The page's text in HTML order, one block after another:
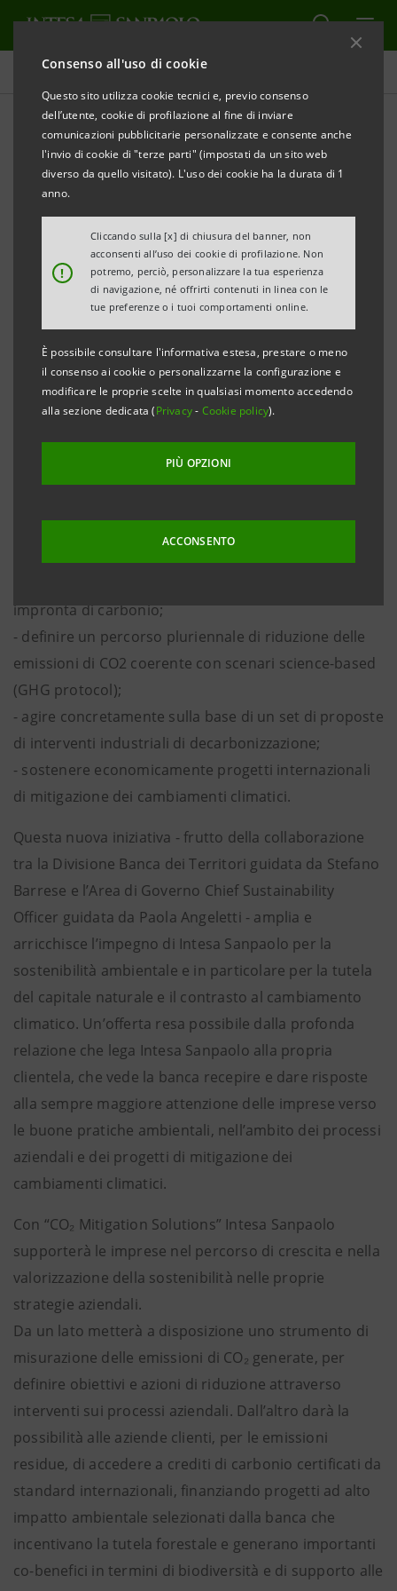
Consenso all'uso di cookie
Questo sito utilizza cookie tecnici e, previo consenso
dell’utente, cookie di profilazione al fine di inviare
comunicazioni pubblicitarie personalizzate e consente anche
l'invio di cookie di "terze parti" (impostati da un sito web
diverso da quello visitato). L'uso dei cookie ha la durata di 1
anno.
!
Cliccando sulla [x] di chiusura del banner, non
acconsenti all’uso dei cookie di profilazione. Non
potremo, perciò, personalizzare la tua esperienza
di navigazione, né offrirti contenuti in linea con le
tue preferenze o i tuoi comportamenti online.
È possibile consultare l'informativa estesa, prestare o meno
il consenso ai cookie o personalizzarne la configurazione e
modificare le proprie scelte in qualsiasi momento accedendo
alla sezione dedicata (Privacy- Cookie policy).
PIÙ OPZIONI
ACCONSENTO
Comunicati stampa
STAMPA AGGIORNA
INTESA SANPAOLO INTRODUCE UNA SOLUZIONE
INNOVATIVA PER SUPPORTARE LE PMI NEL
MISURARE E RIDURRE LE EMISSIONI
CO2 Mitigation Solutions è la nuova soluzione di
Intesa Sanpaolo
Milano/Torino, 11 giugno 2025– La sostenibilità delle
imprese italiane rappresenta un vantaggio
competitivo e fattore distintivo con “CO₂ Mitigation
Solutions”, il nuovo programma di Intesa Sanpaolo
dedicato alle imprese e al miglioramento del loro
impronta di carbonio;
- definire un percorso pluriennale di riduzione delle
emissioni di CO2 coerente con scenari science-based
(GHG protocol);
- agire concretamente sulla base di un set di proposte
di interventi industriali di decarbonizzazione;
- sostenere economicamente progetti internazionali
di mitigazione dei cambiamenti climatici.
Questa nuova iniziativa - frutto della collaborazione
tra la Divisione Banca dei Territori guidata da Stefano
Barrese e l’Area di Governo Chief Sustainability
Officer guidata da Paola Angeletti - amplia e
arricchisce l’impegno di Intesa Sanpaolo per la
sostenibilità ambientale e in particolare per la tutela
del capitale naturale e il contrasto al cambiamento
climatico. Un’offerta resa possibile dalla profonda
relazione che lega Intesa Sanpaolo alla propria
clientela, che vede la banca recepire e dare risposte
alla sempre maggiore attenzione delle imprese verso
le buone pratiche ambientali, nell’ambito dei processi
aziendali e dei progetti di mitigazione dei
cambiamenti climatici.
Con “CO₂ Mitigation Solutions” Intesa Sanpaolo
supporterà le imprese nel percorso di crescita e nella
valorizzazione della sostenibilità nelle proprie
strategie aziendali.
Da un lato metterà a disposizione uno strumento di
misurazione delle emissioni di CO₂ generate, per
definire obiettivi e azioni di riduzione attraverso
interventi sui processi aziendali. Dall’altro darà la
possibilità alle aziende clienti, per le emissioni
residue, di accedere a crediti di carbonio certificati da
standard internazionali, finanziando progetti ad alto
impatto ambientale selezionati dalla banca che
incentivano la tutela forestale e generano importanti
co-benefici in termini di biodiversità e di supporto alle